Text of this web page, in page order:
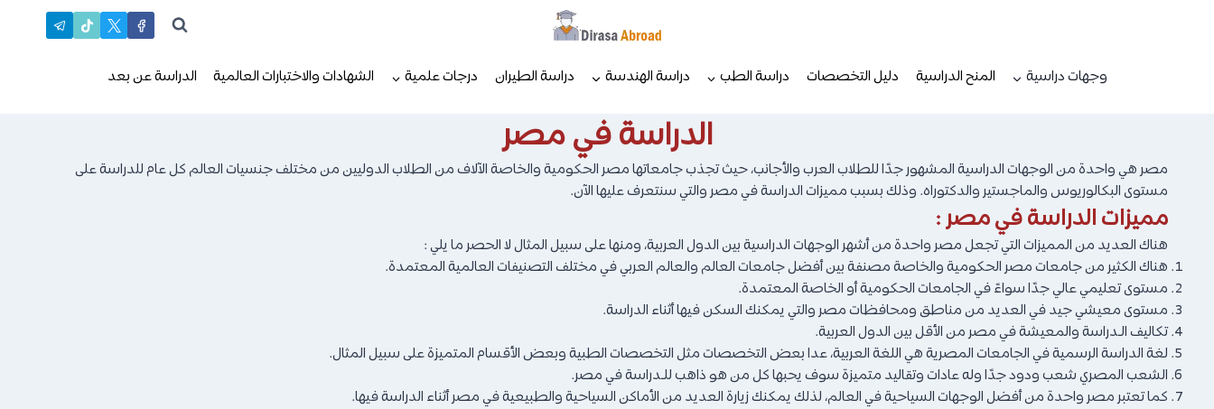
وجهات دراسية
المنح الدراسية دليل التخصصات دراسة الطب دراسة الهندسة دراسة الطيران درجات علمية الشهادات والاختبارات العالمية الدراسة عن بعد
الدراسة في مصر
مصر هي واحدة من الوجهات الدراسية المشهور جدًا للطلاب العرب والأجانب، حيث تجذب جامعاتها مصر الحكومية والخاصة الآلاف من الطلاب الدوليين من مختلف جنسيات العالم كل عام للدراسة على
مستوى البكالوريوس والماجستير والدكتوراه. وذلك بسبب مميزات الدراسة في مصر والتي سنتعرف عليها الآن.
مميزات الدراسة في مصر :
هناك العديد من المميزات التي تجعل مصر واحدة من أشهر الوجهات الدراسية بين الدول العربية، ومنها على سبيل المثال لا الحصر ما يلي :
هناك الكثير من جامعات مصر الحكومية والخاصة مصنفة بين أفضل جامعات العالم والعالم العربي في مختلف التصنيفات العالمية المعتمدة.
مستوى تعليمي عالي جدًا سواءً في الجامعات الحكومية أو الخاصة المعتمدة.
مستوى معيشي جيد في العديد من مناطق ومحافظات مصر والتي يمكنك السكن فيها أثناء الدراسة.
تكاليف الـدراسة والمعيشة في مصر من الأقل بين الدول العربية.
لغة الدراسة الرسمية في الجامعات المصرية هي اللغة العربية، عدا بعض التخصصات مثل التخصصات الطبية وبعض الأقسام المتميزة على سبيل المثال.
الشعب المصري شعب ودود جدًا وله عادات وتقاليد متميزة سوف يحبها كل من هو ذاهب للـدراسة في مصر.
كما تعتبر مصر واحدة من أفضل الوجهات السياحية في العالم، لذلك يمكنك زيارة العديد من الأماكن السياحية والطبيعية في مصر أثناء الدراسة فيها.